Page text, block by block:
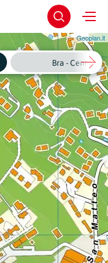
Geoplan.it
Bra - Centro